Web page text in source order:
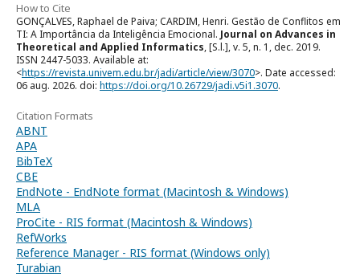
How to Cite
GONÇALVES, Raphael de Paiva; CARDIM, Henri. Gestão de Conflitos em
TI: A Importância da Inteligência Emocional. Journal on Advances in
Theoretical and Applied Informatics, [S.l.], v. 5, n. 1, dec. 2019.
ISSN 2447-5033. Available at:
<https://revista.univem.edu.br/jadi/article/view/3070>. Date accessed:
06 aug. 2026. doi: https://doi.org/10.26729/jadi.v5i1.3070.
Citation Formats
ABNT
APA
BibTeX
CBE
EndNote - EndNote format (Macintosh & Windows)
MLA
ProCite - RIS format (Macintosh & Windows)
RefWorks
Reference Manager - RIS format (Windows only)
Turabian